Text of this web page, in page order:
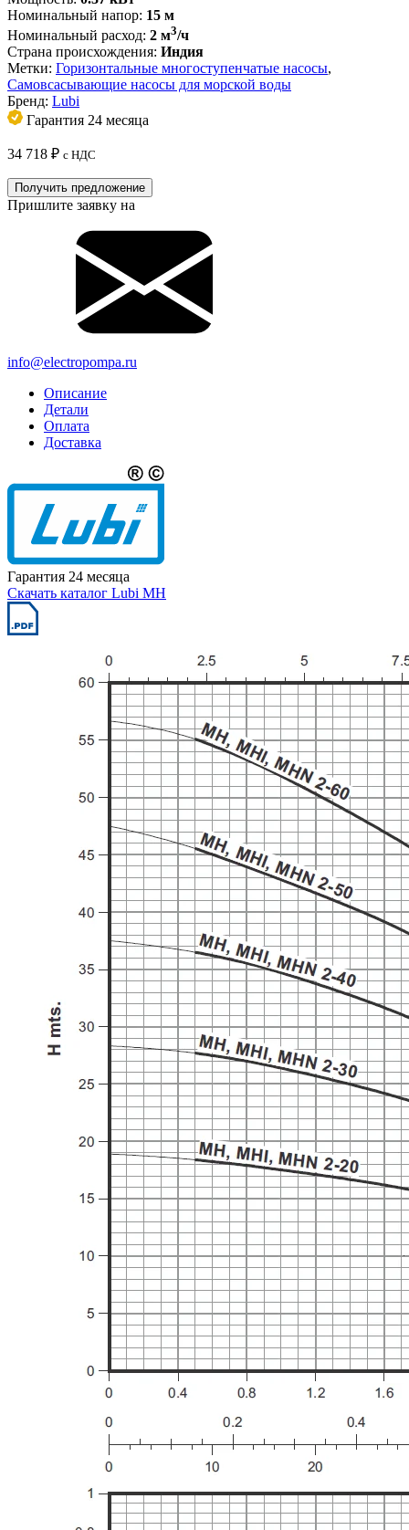
Номинальный напор: 15 м
Номинальный расход: 2 м3/ч
Страна происхождения: Индия
Метки: Горизонтальные многоступенчатые насосы,
Самовсасывающие насосы для морской воды
Бренд: Lubi
Гарантия 24 месяца
34 718 ₽ с НДС
Получить предложение
Пришлите заявку на
info@electropompa.ru
Описание
Детали
Оплата
Доставка
Гарантия 24 месяца
Скачать каталог Lubi MH